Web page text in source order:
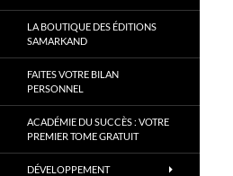
LA BOUTIQUE DES ÉDITIONS
SAMARKAND
FAITES VOTRE BILAN
PERSONNEL
ACADÉMIE DU SUCCÈS : VOTRE
PREMIER TOME GRATUIT
DÉVELOPPEMENT